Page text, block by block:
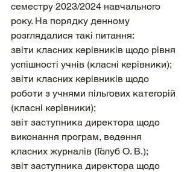
семестру 2023/2024 навчального
року. На порядку денному
розглядалися такі питання:
звіти класних керівників щодо рівня
успішності учнів (класні керівники);
звіти класних керівників щодо
роботи з учнями пільгових категорій
(класні керівники);
звіт заступника директора щодо
виконання програм, ведення
класних журналів (Голуб О. В.);
звіт заступника директора щодо